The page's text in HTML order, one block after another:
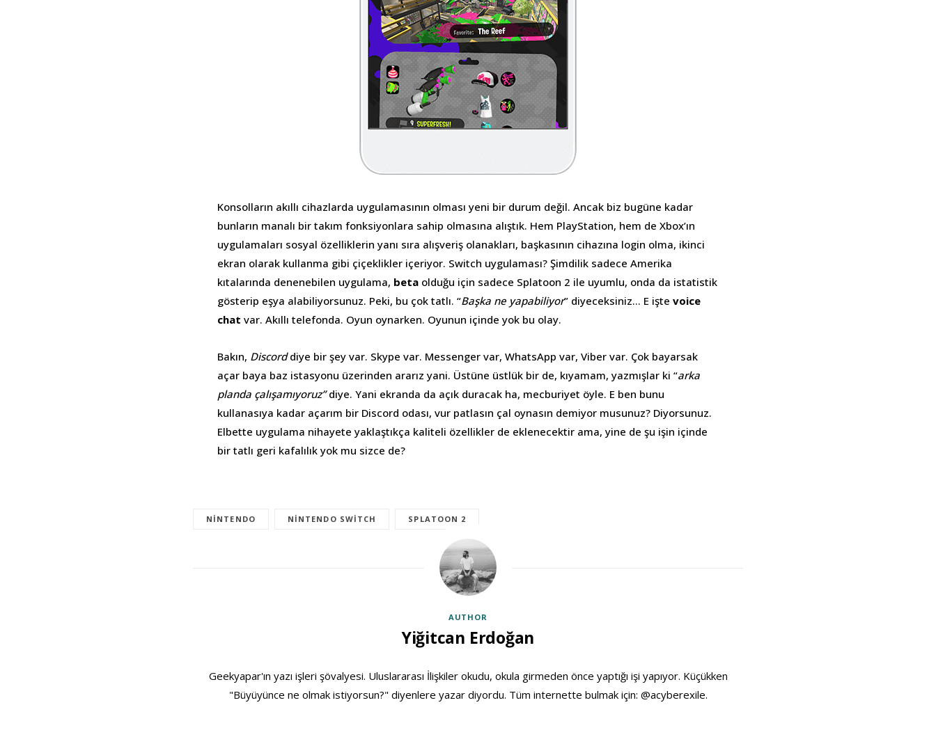
Konsolların akıllı cihazlarda uygulamasının olması yeni bir durum değil. Ancak biz bugüne kadar
bunların manalı bir takım fonksiyonlara sahip olmasına alıştık. Hem PlayStation, hem de Xbox’ın
uygulamaları sosyal özelliklerin yanı sıra alışveriş olanakları, başkasının cihazına login olma, ikinci
ekran olarak kullanma gibi çiçeklikler içeriyor. Switch uygulaması? Şimdilik sadece Amerika
kıtalarında denenebilen uygulama, beta olduğu için sadece Splatoon 2 ile uyumlu, onda da istatistik
gösterip eşya alabiliyorsunuz. Peki, bu çok tatlı. “Başka ne yapabiliyor” diyeceksiniz… E işte voice
chat var. Akıllı telefonda. Oyun oynarken. Oyunun içinde yok bu olay.
Bakın, Discorddiye bir şey var. Skype var. Messenger var, WhatsApp var, Viber var. Çok bayarsak
açar baya baz istasyonu üzerinden ararız yani. Üstüne üstlük bir de, kıyamam, yazmışlar ki “arka
planda çalışamıyoruz”diye. Yani ekranda da açık duracak ha, mecburiyet öyle. E ben bunu
kullanasıya kadar açarım bir Discord odası, vur patlasın çal oynasın demiyor musunuz? Diyorsunuz.
Elbette uygulama nihayete yaklaştıkça kaliteli özellikler de eklenecektir ama, yine de şu işin içinde
bir tatlı geri kafalılık yok mu sizce de?
NINTENDO NINTENDO SWITCH SPLATOON 2
AUTHOR
Yiğitcan Erdoğan
Geekyapar'ın yazı işleri şövalyesi. Uluslararası İlişkiler okudu, okula girmeden önce yaptığı işi yapıyor. Küçükken
"Büyüyünce ne olmak istiyorsun?" diyenlere yazar diyordu. Tüm internette bulmak için: @acyberexile.